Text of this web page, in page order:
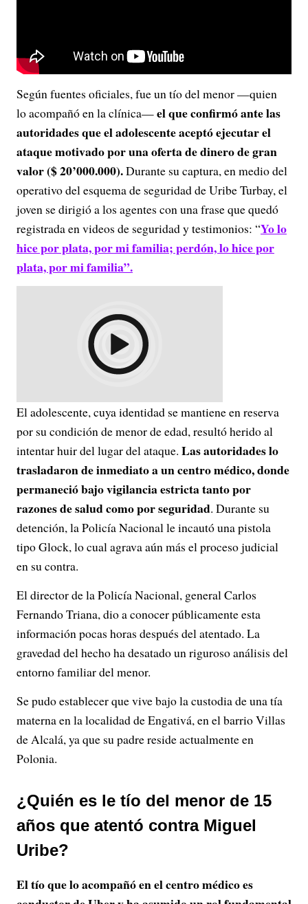
Según fuentes oficiales, fue un tío del menor —quien
lo acompañó en la clínica—el que confirmó ante las
autoridades que el adolescente aceptó ejecutar el
ataque motivado por una oferta de dinero de gran
valor ($ 20’000.000).Durante su captura, en medio del
operativo del esquema de seguridad de Uribe Turbay, el
joven se dirigió a los agentes con una frase que quedó
registrada en videos de seguridad y testimonios: “Yo lo
hice por plata, por mi familia; perdón, lo hice por
plata, por mi familia”.
El adolescente, cuya identidad se mantiene en reserva
por su condición de menor de edad, resultó herido al
intentar huir del lugar del ataque. Las autoridades lo
trasladaron de inmediato a un centro médico, donde
permaneció bajo vigilancia estricta tanto por
razones de salud como por seguridad. Durante su
detención, la Policía Nacional le incautó una pistola
tipo Glock, lo cual agrava aún más el proceso judicial
en su contra.
El director de la Policía Nacional, general Carlos
Fernando Triana, dio a conocer públicamente esta
información pocas horas después del atentado. La
gravedad del hecho ha desatado un riguroso análisis del
entorno familiar del menor.
Se pudo establecer que vive bajo la custodia de una tía
materna en la localidad de Engativá, en el barrio Villas
de Alcalá, ya que su padre reside actualmente en
Polonia.
¿Quién es le tío del menor de 15
años que atentó contra Miguel
Uribe?
El tío que lo acompañó en el centro médico es